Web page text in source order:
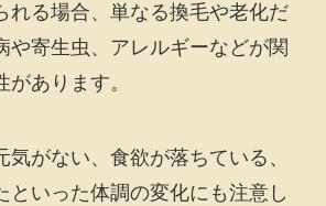
れる場合、単なる換毛や老化だ
や寄生虫、アレルギーなどが関
あります。
気がない、食欲が落ちている、
といった体調の変化にも注意し